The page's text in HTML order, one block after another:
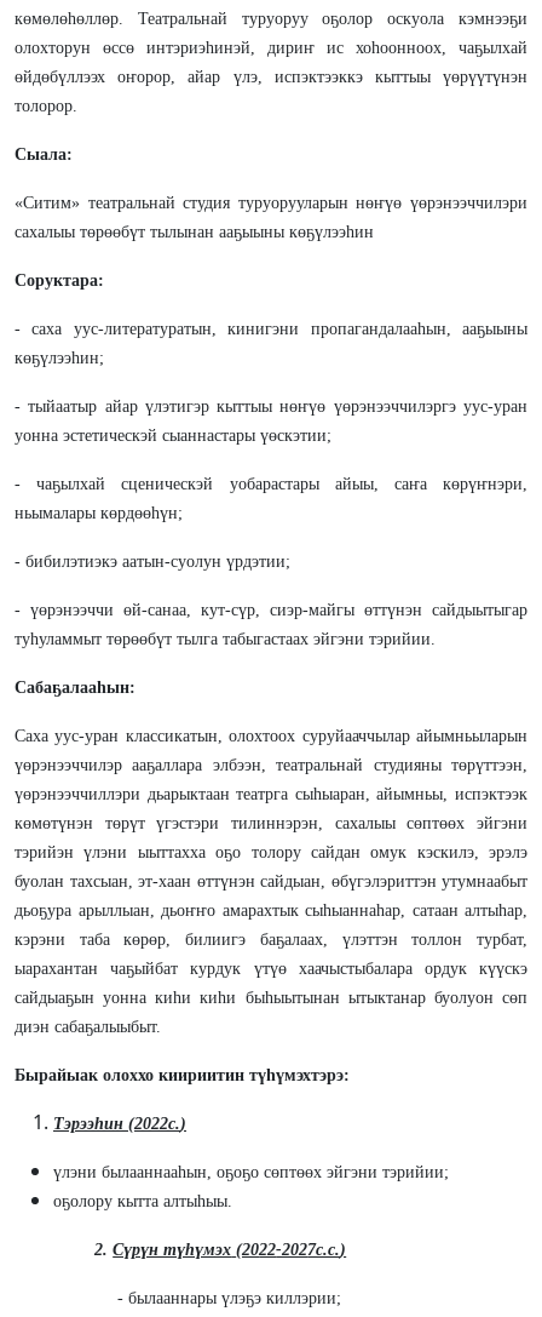
көмөлөһөллөр. Театральнай туруоруу оҕолор оскуола кэмнээҕи
олохторун өссө интэриэһинэй, дириҥ ис хоһоонноох, чаҕылхай
өйдөбүллээх оҥорор, айар үлэ, испэктээккэ кыттыы үөрүүтүнэн
толорор.
Сыала:
«Ситим» театральнай студия туруорууларын нөҥүө үөрэнээччилэри
сахалыы төрөөбүт тылынан ааҕыыны көҕүлээһин
Соруктара:
- саха уус-литературатын, кинигэни пропагандалааһын, ааҕыыны
көҕүлээһин;
- тыйаатыр айар үлэтигэр кыттыы нөҥүө үөрэнээччилэргэ уус-уран
уонна эстетическэй сыаннастары үөскэтии;
- чаҕылхай сценическэй уобарастары айыы, саҥа көрүҥнэри,
ньымалары көрдөөһүн;
- бибилэтиэкэ аатын-суолун үрдэтии;
- үөрэнээччи өй-санаа, кут-сүр, сиэр-майгы өттүнэн сайдыытыгар
туһуламмыт төрөөбүт тылга табыгастаах эйгэни тэрийии.
Сабаҕалааһын:
Саха уус-уран классикатын, олохтоох суруйааччылар айымньыларын
үөрэнээччилэр ааҕаллара элбээн, театральнай студияны төрүттээн,
үөрэнээччиллэри дьарыктаан театрга сыһыаран, айымньы, испэктээк
көмөтүнэн төрүт үгэстэри тилиннэрэн, сахалыы сөптөөх эйгэни
тэрийэн үлэни ыыттахха оҕо толору сайдан омук кэскилэ, эрэлэ
буолан тахсыан, эт-хаан өттүнэн сайдыан, өбүгэлэриттэн утумнаабыт
дьоҕура арыллыан, дьоҥҥо амарахтык сыһыаннаһар, сатаан алтыһар,
кэрэни таба көрөр, билиигэ баҕалаах, үлэттэн толлон турбат,
ыарахантан чаҕыйбат курдук үтүө хаачыстыбалара ордук күүскэ
сайдыаҕын уонна киһи киhи быһыытынан ытыктанар буолуон сөп
диэн сабаҕалыыбыт.
Бырайыак олоххо киириитин түhүмэхтэрэ:
Тэрээhин (2022с.)
үлэни былааннааhын, оҕоҕо сөптөөх эйгэни тэрийии;
оҕолору кытта алтыhыы.
2.Сүрүн түhүмэх (2022-2027с.с.)
- былааннары үлэҕэ киллэрии;